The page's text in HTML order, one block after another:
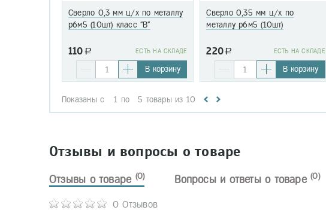
Сверло 0,3 мм ц/х по металлу
р6м5 (10шт) класс "В"
110 a EСТЬ НА СКЛАДЕ
В корзину
Сверло 0,35 мм ц/х по
металлу р6м5 (10шт)
220a EСТЬ НА СКЛАДЕ
В корзину
Показаны с 1 по 5 товары из 10
Отзывы и вопросы о товаре
Отзывы о товаре (0)
0 Отзывов
Вопросы и ответы о товаре(0)